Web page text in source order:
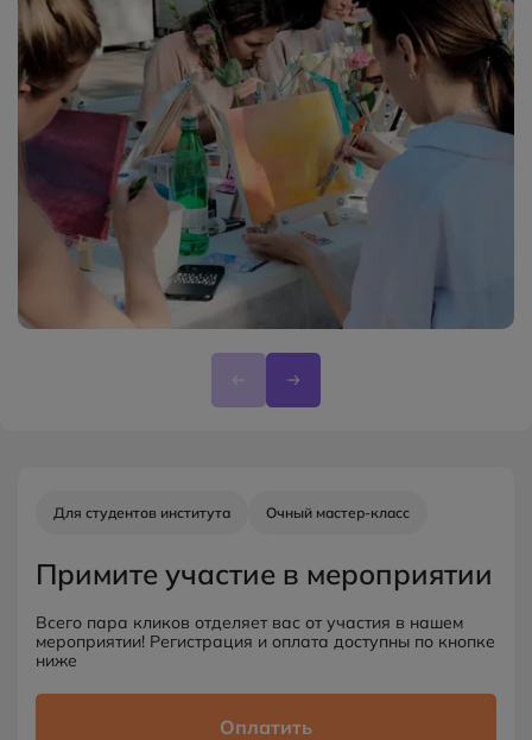
Для студентов института Очный мастер-класс
Примите участие в мероприятии
Всего пара кликов отделяет вас от участия в нашем
мероприятии! Регистрация и оплата доступны по кнопке
ниже
Оплатить